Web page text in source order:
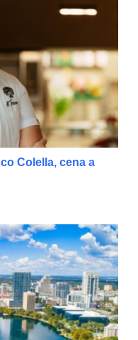
Colella, cena a